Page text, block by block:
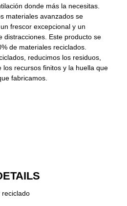
donde más la necesitas.
materiales avanzados se
frescor excepcional y un
distracciones. Este producto se
de materiales reciclados.
reducimos los residuos,
los recursos finitos y la huella que
fabricamos.
reciclado